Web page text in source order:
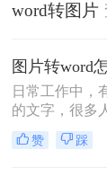
word转图片
日常工作中，
的文字，很多
容一个字一个
时费力不说，
赞 踩